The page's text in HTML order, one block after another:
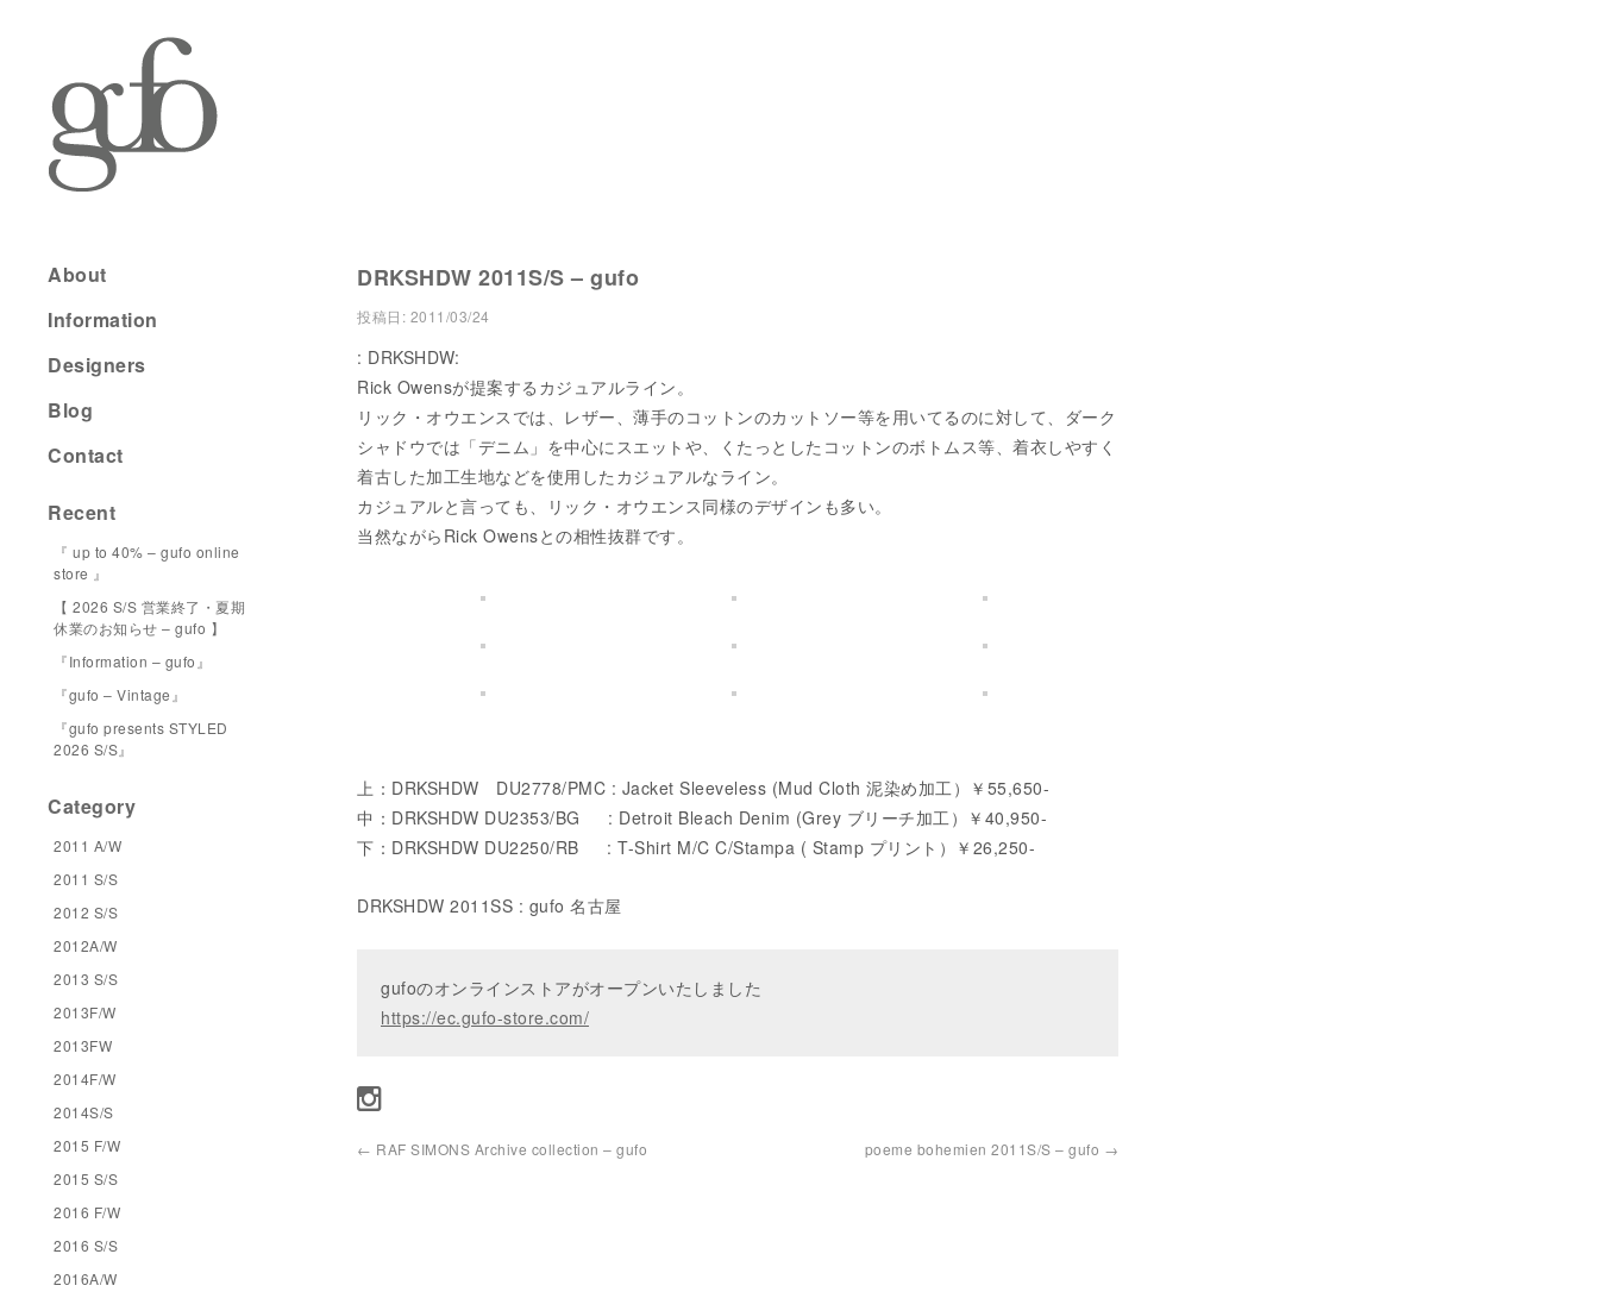
DRKSHDW 2011S/S – gufo
投稿日: 2011/03/24
: DRKSHDW:
Rick Owensが提案するカジュアルライン。
リック・オウエンスでは、レザー、薄手のコットンのカットソー等を用いてるのに対して、ダーク
シャドウでは「デニム」を中心にスエットや、くたっとしたコットンのボトムス等、着衣しやすく
着古した加工生地などを使用したカジュアルなライン。
カジュアルと言っても、リック・オウエンス同様のデザインも多い。
当然ながらRick Owensとの相性抜群です。
上：DRKSHDW DU2778/PMC : Jacket Sleeveless (Mud Cloth 泥染め加工）￥55,650-
中：DRKSHDW DU2353/BG : Detroit Bleach Denim (Grey ブリーチ加工）￥40,950-
下：DRKSHDW DU2250/RB : T-Shirt M/C C/Stampa ( Stamp プリント）￥26,250-
DRKSHDW 2011SS : gufo 名古屋
gufoのオンラインストアがオープンいたしました
https://ec.gufo-store.com/
← RAF SIMONS Archive collection – gufo poeme bohemien 2011S/S – gufo →
About
Information
Designers
Blog
Contact
Recent
『 up to 40% – gufo online
store 』
【 2026 S/S 営業終了・夏期
休業のお知らせ – gufo 】
『Information – gufo』
『gufo – Vintage』
『gufo presents STYLED
2026 S/S』
Category
2011 A/W
2011 S/S
2012 S/S
2012A/W
2013 S/S
2013F/W
2013FW
2014F/W
2014S/S
2015 F/W
2015 S/S
2016 F/W
2016 S/S
2016A/W